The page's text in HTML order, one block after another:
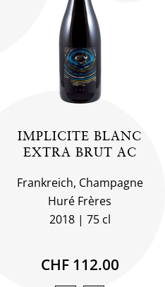
IMPLICITE BLANC
EXTRA BRUT AC
Frankreich, Champagne
Huré Frères
2018
75 cl
CHF 112.00